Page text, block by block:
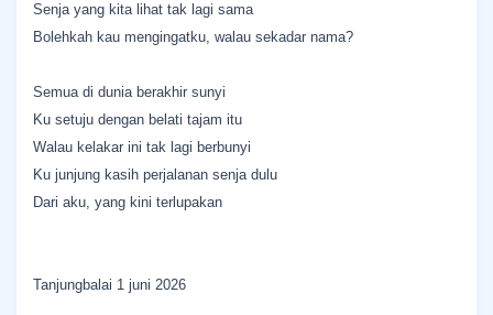
Senja yang kita lihat tak lagi sama
Bolehkah kau mengingatku, walau sekadar nama?
Semua di dunia berakhir sunyi
Ku setuju dengan belati tajam itu
Walau kelakar ini tak lagi berbunyi
Ku junjung kasih perjalanan senja dulu
Dari aku, yang kini terlupakan
Tanjungbalai 1 juni 2026